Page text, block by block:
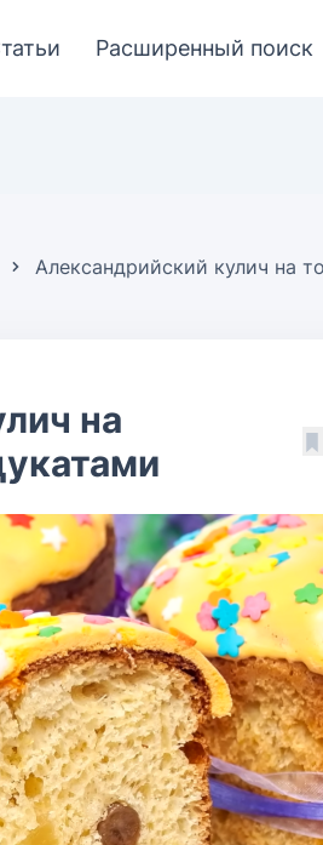
Расширенный поиск
Александрийский кулич на
на